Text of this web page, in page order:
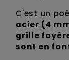
C'est un
acier (4
grille
sont en